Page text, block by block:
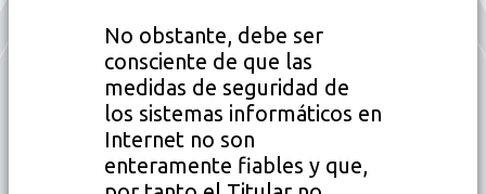
No obstante, debe ser
consciente de que las
medidas de seguridad de
los sistemas informáticos en
Internet no son
enteramente fiables y que,